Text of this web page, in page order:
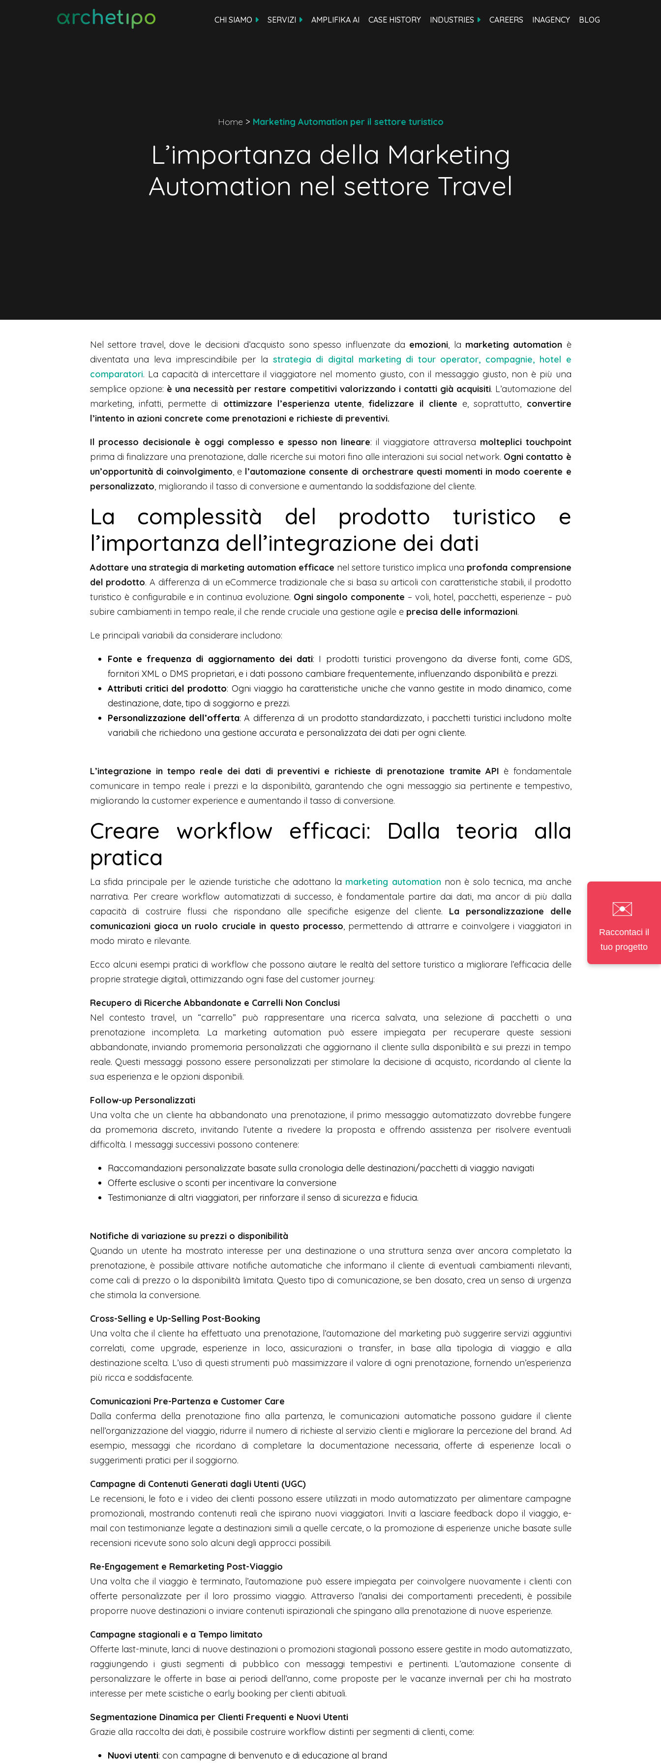
CHI SIAMO SERVIZI AMPLIFIKA AI CASE HISTORY INDUSTRIES CAREERS INAGENCY BLOG
Home > Marketing Automation per il settore turistico
L’importanza della Marketing
Automation nel settore Travel
Nel settore travel, dove le decisioni d’acquisto sono spesso influenzate da emozioni, la marketing automation è
diventata una leva imprescindibile per la strategia di digital marketing di tour operator, compagnie, hotel e
comparatori. La capacità di intercettare il viaggiatore nel momento giusto, con il messaggio giusto, non è più una
semplice opzione: è una necessità per restare competitivi valorizzando i contatti già acquisiti. L’automazione del
marketing, infatti, permette di ottimizzare l’esperienza utente,fidelizzare il cliente e, soprattutto, convertire
l’intento in azioni concrete come prenotazioni e richieste di preventivi.
Il processo decisionale è oggi complesso e spesso non lineare: il viaggiatore attraversa molteplici touchpoint
prima di finalizzare una prenotazione, dalle ricerche sui motori fino alle interazioni sui social network. Ogni contatto è
un’opportunità di coinvolgimento, e l’automazione consente di orchestrare questi momenti in modo coerente e
personalizzato, migliorando il tasso di conversione e aumentando la soddisfazione del cliente.
La complessità del prodotto turistico e
l’importanza dell’integrazione dei dati
Adottare una strategia di marketing automation efficace nel settore turistico implica una profonda comprensione
del prodotto. A differenza di un eCommerce tradizionale che si basa su articoli con caratteristiche stabili, il prodotto
turistico è configurabile e in continua evoluzione. Ogni singolo componente – voli, hotel, pacchetti, esperienze – può
subire cambiamenti in tempo reale, il che rende cruciale una gestione agile e precisa delle informazioni.
Le principali variabili da considerare includono:
Fonte e frequenza di aggiornamento dei dati: I prodotti turistici provengono da diverse fonti, come GDS,
fornitori XML o DMS proprietari, e i dati possono cambiare frequentemente, influenzando disponibilità e prezzi.
Attributi critici del prodotto: Ogni viaggio ha caratteristiche uniche che vanno gestite in modo dinamico, come
destinazione, date, tipo di soggiorno e prezzi.
Personalizzazione dell’offerta: A differenza di un prodotto standardizzato, i pacchetti turistici includono molte
variabili che richiedono una gestione accurata e personalizzata dei dati per ogni cliente.
L’integrazione in tempo reale dei dati di preventivi e richieste di prenotazione tramite API è fondamentale
comunicare in tempo reale i prezzi e la disponibilità, garantendo che ogni messaggio sia pertinente e tempestivo,
migliorando la customer experience e aumentando il tasso di conversione.
Creare workflow efficaci: Dalla teoria alla
pratica
La sfida principale per le aziende turistiche che adottano la marketing automation non è solo tecnica, ma anche
narrativa. Per creare workflow automatizzati di successo, è fondamentale partire dai dati, ma ancor di più dalla
capacità di costruire flussi che rispondano alle specifiche esigenze del cliente. La personalizzazione delle
comunicazioni gioca un ruolo cruciale in questo processo, permettendo di attrarre e coinvolgere i viaggiatori in
modo mirato e rilevante.
Ecco alcuni esempi pratici di workflow che possono aiutare le realtà del settore turistico a migliorare l’efficacia delle
proprie strategie digitali, ottimizzando ogni fase del customer journey:
Recupero di Ricerche Abbandonate e Carrelli Non Conclusi
Nel contesto travel, un “carrello” può rappresentare una ricerca salvata, una selezione di pacchetti o una
prenotazione incompleta. La marketing automation può essere impiegata per recuperare queste sessioni
abbandonate, inviando promemoria personalizzati che aggiornano il cliente sulla disponibilità e sui prezzi in tempo
reale. Questi messaggi possono essere personalizzati per stimolare la decisione di acquisto, ricordando al cliente la
sua esperienza e le opzioni disponibili.
Follow-up Personalizzati
Una volta che un cliente ha abbandonato una prenotazione, il primo messaggio automatizzato dovrebbe fungere
da promemoria discreto, invitando l’utente a rivedere la proposta e offrendo assistenza per risolvere eventuali
difficoltà. I messaggi successivi possono contenere:
Raccomandazioni personalizzate basate sulla cronologia delle destinazioni/pacchetti di viaggio navigati
Offerte esclusive o sconti per incentivare la conversione
Testimonianze di altri viaggiatori, per rinforzare il senso di sicurezza e fiducia.
Notifiche di variazione su prezzi o disponibilità
Quando un utente ha mostrato interesse per una destinazione o una struttura senza aver ancora completato la
prenotazione, è possibile attivare notifiche automatiche che informano il cliente di eventuali cambiamenti rilevanti,
come cali di prezzo o la disponibilità limitata. Questo tipo di comunicazione, se ben dosato, crea un senso di urgenza
che stimola la conversione.
Cross-Selling e Up-Selling Post-Booking
Una volta che il cliente ha effettuato una prenotazione, l’automazione del marketing può suggerire servizi aggiuntivi
correlati, come upgrade, esperienze in loco, assicurazioni o transfer, in base alla tipologia di viaggio e alla
destinazione scelta. L’uso di questi strumenti può massimizzare il valore di ogni prenotazione, fornendo un’esperienza
più ricca e soddisfacente.
Comunicazioni Pre-Partenza e Customer Care
Dalla conferma della prenotazione fino alla partenza, le comunicazioni automatiche possono guidare il cliente
nell’organizzazione del viaggio, ridurre il numero di richieste al servizio clienti e migliorare la percezione del brand. Ad
esempio, messaggi che ricordano di completare la documentazione necessaria, offerte di esperienze locali o
suggerimenti pratici per il soggiorno.
Campagne di Contenuti Generati dagli Utenti (UGC)
Le recensioni, le foto e i video dei clienti possono essere utilizzati in modo automatizzato per alimentare campagne
promozionali, mostrando contenuti reali che ispirano nuovi viaggiatori. Inviti a lasciare feedback dopo il viaggio, e-
mail con testimonianze legate a destinazioni simili a quelle cercate, o la promozione di esperienze uniche basate sulle
recensioni ricevute sono solo alcuni degli approcci possibili.
Re-Engagement e Remarketing Post-Viaggio
Una volta che il viaggio è terminato, l’automazione può essere impiegata per coinvolgere nuovamente i clienti con
offerte personalizzate per il loro prossimo viaggio. Attraverso l’analisi dei comportamenti precedenti, è possibile
proporre nuove destinazioni o inviare contenuti ispirazionali che spingano alla prenotazione di nuove esperienze.
Campagne stagionali e a Tempo limitato
Offerte last-minute, lanci di nuove destinazioni o promozioni stagionali possono essere gestite in modo automatizzato,
raggiungendo i giusti segmenti di pubblico con messaggi tempestivi e pertinenti. L’automazione consente di
personalizzare le offerte in base ai periodi dell’anno, come proposte per le vacanze invernali per chi ha mostrato
interesse per mete sciistiche o early booking per clienti abituali.
Segmentazione Dinamica per Clienti Frequenti e Nuovi Utenti
Grazie alla raccolta dei dati, è possibile costruire workflow distinti per segmenti di clienti, come:
Nuovi utenti: con campagne di benvenuto e di educazione al brand
✉️
Raccontaci il
tuo progetto